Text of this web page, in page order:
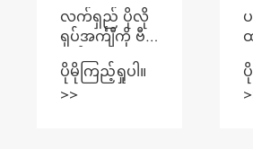
လက်တိုပိုလို
ရှပ်အင်္ကျီသည်
ဖက်ရှင်နှင့်
သက်သောင့်သက်သာ
ဖြစ်စေနိုင်မည်
ပိုမိုကြည့်ရှုပါ။
>>